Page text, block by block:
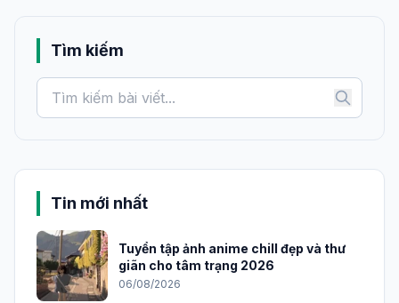
Tìm kiếm
Tin mới nhất
Tuyển tập ảnh anime chill đẹp và thư
giãn cho tâm trạng 2026
06/08/2026